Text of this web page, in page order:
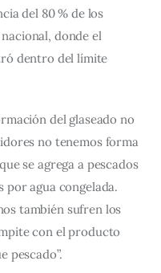
del 80 % de los
donde el
dentro del límite
del glaseado no
no tenemos forma
se agrega a pescados
por agua congelada.
también sufren los
con el producto
pescado”.